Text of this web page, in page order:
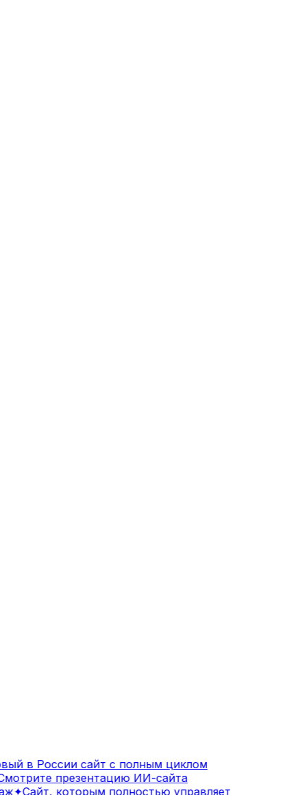
в России сайт с полным циклом
презентацию ИИ-сайта
✦Сайт, которым полностью управляет